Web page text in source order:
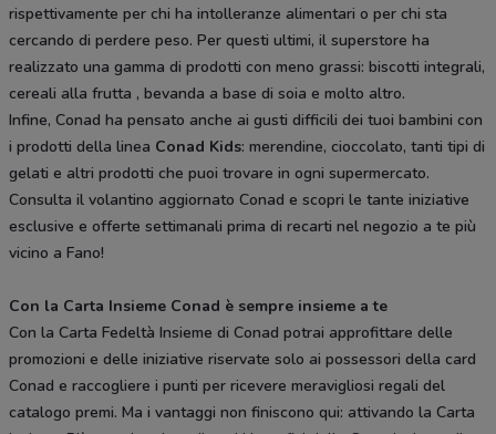
rispettivamente per chi ha intolleranze alimentari o per chi sta
cercando di perdere peso. Per questi ultimi, il superstore ha
realizzato una gamma di prodotti con meno grassi: biscotti integrali,
cereali alla frutta , bevanda a base di soia e molto altro.
Infine, Conad ha pensato anche ai gusti difficili dei tuoi bambini con
i prodotti della linea Conad Kids: merendine, cioccolato, tanti tipi di
gelati e altri prodotti che puoi trovare in ogni supermercato.
Consulta il volantino aggiornato Conad e scopri le tante iniziative
esclusive e offerte settimanali prima di recarti nel negozio a te più
vicino a Fano!
Con la Carta Insieme Conad è sempre insieme a te
Con la Carta Fedeltà Insieme di Conad potrai approfittare delle
promozioni e delle iniziative riservate solo ai possessori della card
Conad e raccogliere i punti per ricevere meravigliosi regali del
catalogo premi. Ma i vantaggi non finiscono qui: attivando la Carta